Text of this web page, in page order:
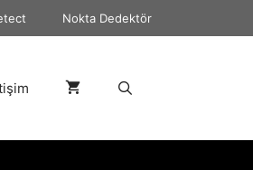
Nokta Dedektör